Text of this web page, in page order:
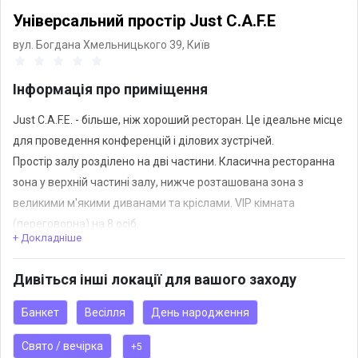
Універсальний простір Just C.A.F.E
вул. Богдана Хмельницького 39, Київ
Інформація про приміщення
Just C.A.F.E. - більше, ніж хороший ресторан. Це ідеальне місце
для проведення конференцій і ділових зустрічей.
Простір залу розділено на дві частини. Класична ресторанна
зона у верхній частині залу, нижче розташована зона з
великими м'якими диванами та кріслами. VIP кімната
(переговорна) на 8 осіб.
Посадка:
А ще у нас:
Огляд екрана з будь-якої точки залу 100%
Меблі-трансформери
ЖК екрани по всьому периметру залу
+ Докладніше
Дивіться інші локації для вашого заходу
Банкет Весілля День народження
Свято / вечірка +5